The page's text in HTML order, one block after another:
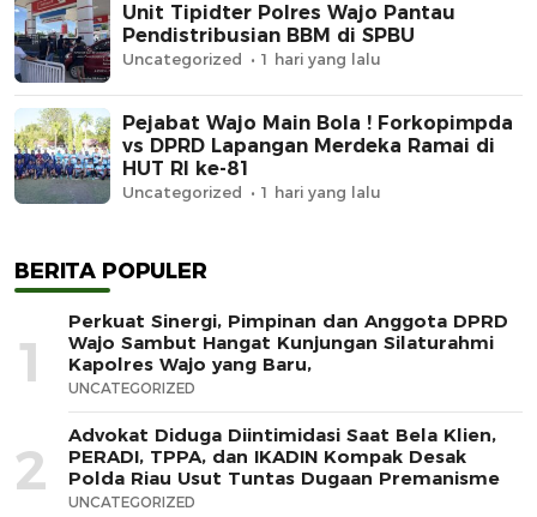
Unit Tipidter Polres Wajo Pantau
Pendistribusian BBM di SPBU
Uncategorized 1 hari yang lalu
Pejabat Wajo Main Bola ! Forkopimpda
vs DPRD Lapangan Merdeka Ramai di
HUT RI ke-81
Uncategorized 1 hari yang lalu
BERITA POPULER
1
Perkuat Sinergi, Pimpinan dan Anggota DPRD
Wajo Sambut Hangat Kunjungan Silaturahmi
Kapolres Wajo yang Baru,
UNCATEGORIZED
2
Advokat Diduga Diintimidasi Saat Bela Klien,
PERADI, TPPA, dan IKADIN Kompak Desak
Polda Riau Usut Tuntas Dugaan Premanisme
UNCATEGORIZED